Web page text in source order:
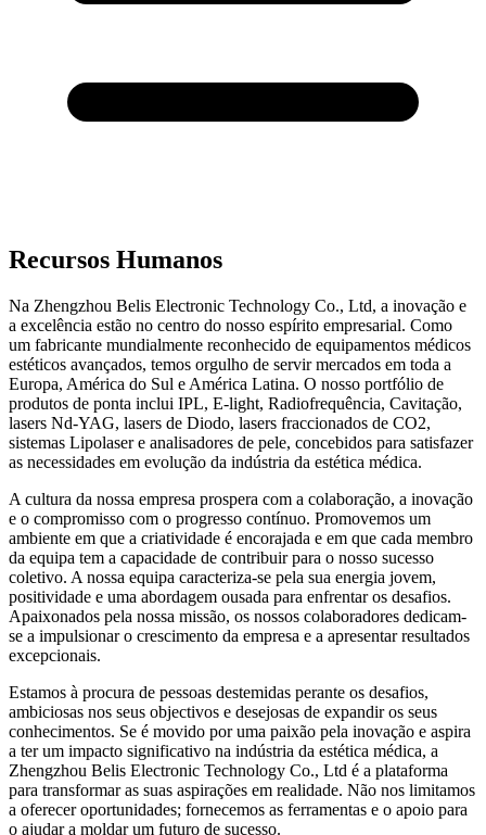
Recursos Humanos
Na Zhengzhou Belis Electronic Technology Co., Ltd, a inovação e
a excelência estão no centro do nosso espírito empresarial. Como
um fabricante mundialmente reconhecido de equipamentos médicos
estéticos avançados, temos orgulho de servir mercados em toda a
Europa, América do Sul e América Latina. O nosso portfólio de
produtos de ponta inclui IPL, E-light, Radiofrequência, Cavitação,
lasers Nd-YAG, lasers de Diodo, lasers fraccionados de CO2,
sistemas Lipolaser e analisadores de pele, concebidos para satisfazer
as necessidades em evolução da indústria da estética médica.
A cultura da nossa empresa prospera com a colaboração, a inovação
e o compromisso com o progresso contínuo. Promovemos um
ambiente em que a criatividade é encorajada e em que cada membro
da equipa tem a capacidade de contribuir para o nosso sucesso
coletivo. A nossa equipa caracteriza-se pela sua energia jovem,
positividade e uma abordagem ousada para enfrentar os desafios.
Apaixonados pela nossa missão, os nossos colaboradores dedicam-
se a impulsionar o crescimento da empresa e a apresentar resultados
excepcionais.
Estamos à procura de pessoas destemidas perante os desafios,
ambiciosas nos seus objectivos e desejosas de expandir os seus
conhecimentos. Se é movido por uma paixão pela inovação e aspira
a ter um impacto significativo na indústria da estética médica, a
Zhengzhou Belis Electronic Technology Co., Ltd é a plataforma
para transformar as suas aspirações em realidade. Não nos limitamos
a oferecer oportunidades; fornecemos as ferramentas e o apoio para
o ajudar a moldar um futuro de sucesso.